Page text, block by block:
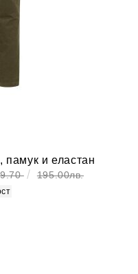
и еластан
195.00лв.